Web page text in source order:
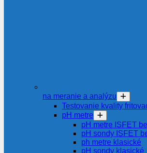
na meranie a analýzu
Testovanie kvality
pH metre
pH metre ISFET
pH sondy ISFET
ph metre klasické
pH sondy klasické